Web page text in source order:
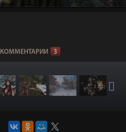
КОММЕНТАРИИ 3